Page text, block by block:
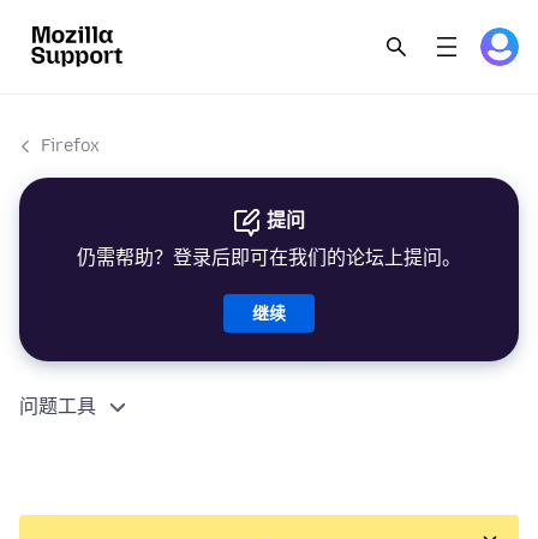
Firefox
提问
仍需帮助？登录后即可在我们的论坛上提问。
继续
问题工具